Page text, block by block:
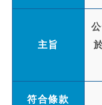
主旨
符合條款